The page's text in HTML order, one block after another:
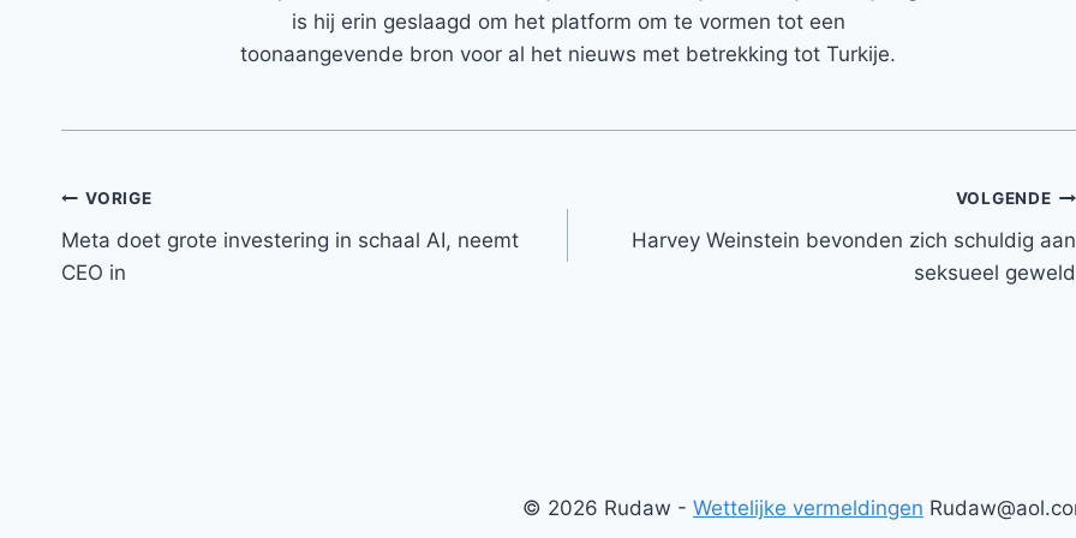
is hij erin geslaagd om het platform om te vormen tot een
toonaangevende bron voor al het nieuws met betrekking tot Turkije.
Bericht
navigatie
VORIGE
Meta doet grote investering in schaal AI, neemt
CEO in
VOLGENDE
Harvey Weinstein bevonden zich schuldig aan
seksueel geweld
© 2026 Rudaw - Wettelijke vermeldingen